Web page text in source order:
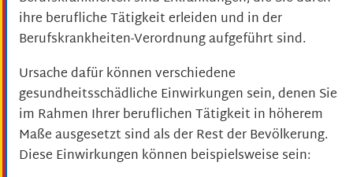
ihre berufliche Tätigkeit erleiden und in der
Berufskrankheiten-Verordnung aufgeführt sind.
Ursache dafür können verschiedene
gesundheitsschädliche Einwirkungen sein, denen Sie
im Rahmen Ihrer beruflichen Tätigkeit in höherem
Maße ausgesetzt sind als der Rest der Bevölkerung.
Diese Einwirkungen können beispielsweise sein: